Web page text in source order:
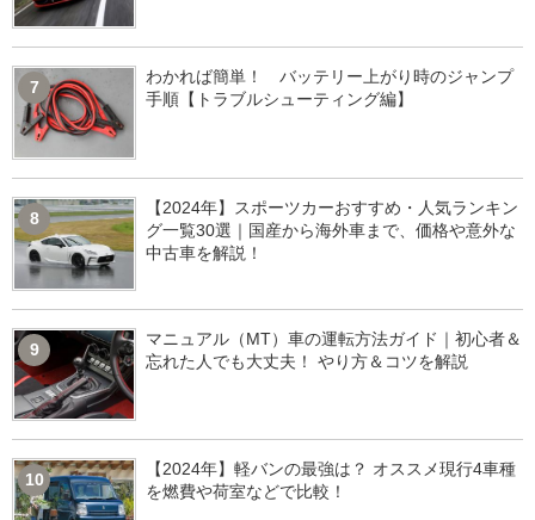
7
わかれば簡単！ バッテリー上がり時のジャンプ
手順【トラブルシューティング編】
8
【2024年】スポーツカーおすすめ・人気ランキン
グ一覧30選｜国産から海外車まで、価格や意外な
中古車を解説！
9
マニュアル（MT）車の運転方法ガイド｜初心者＆
忘れた人でも大丈夫！ やり方＆コツを解説
10
【2024年】軽バンの最強は？ オススメ現行4車種
を燃費や荷室などで比較！